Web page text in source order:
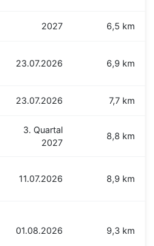
2027 6,5 km
23.07.2026 6,9 km
23.07.2026 7,7 km
3. Quartal
2027
8,8 km
11.07.2026 8,9 km
01.08.2026 9,3 km